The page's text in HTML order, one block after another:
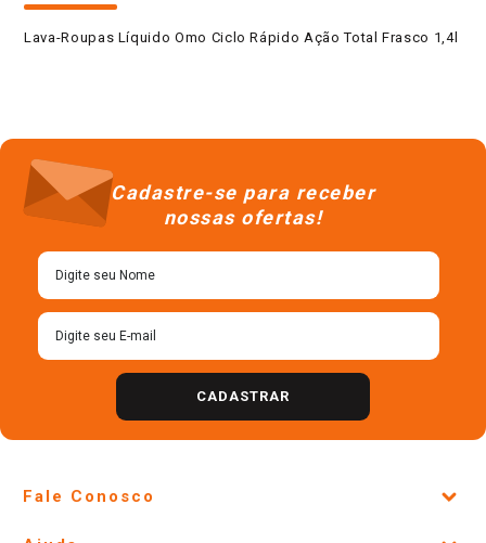
Lava-Roupas Líquido Omo Ciclo Rápido Ação Total Frasco 1,4l
Cadastre-se para receber
nossas ofertas!
CADASTRAR
Fale Conosco